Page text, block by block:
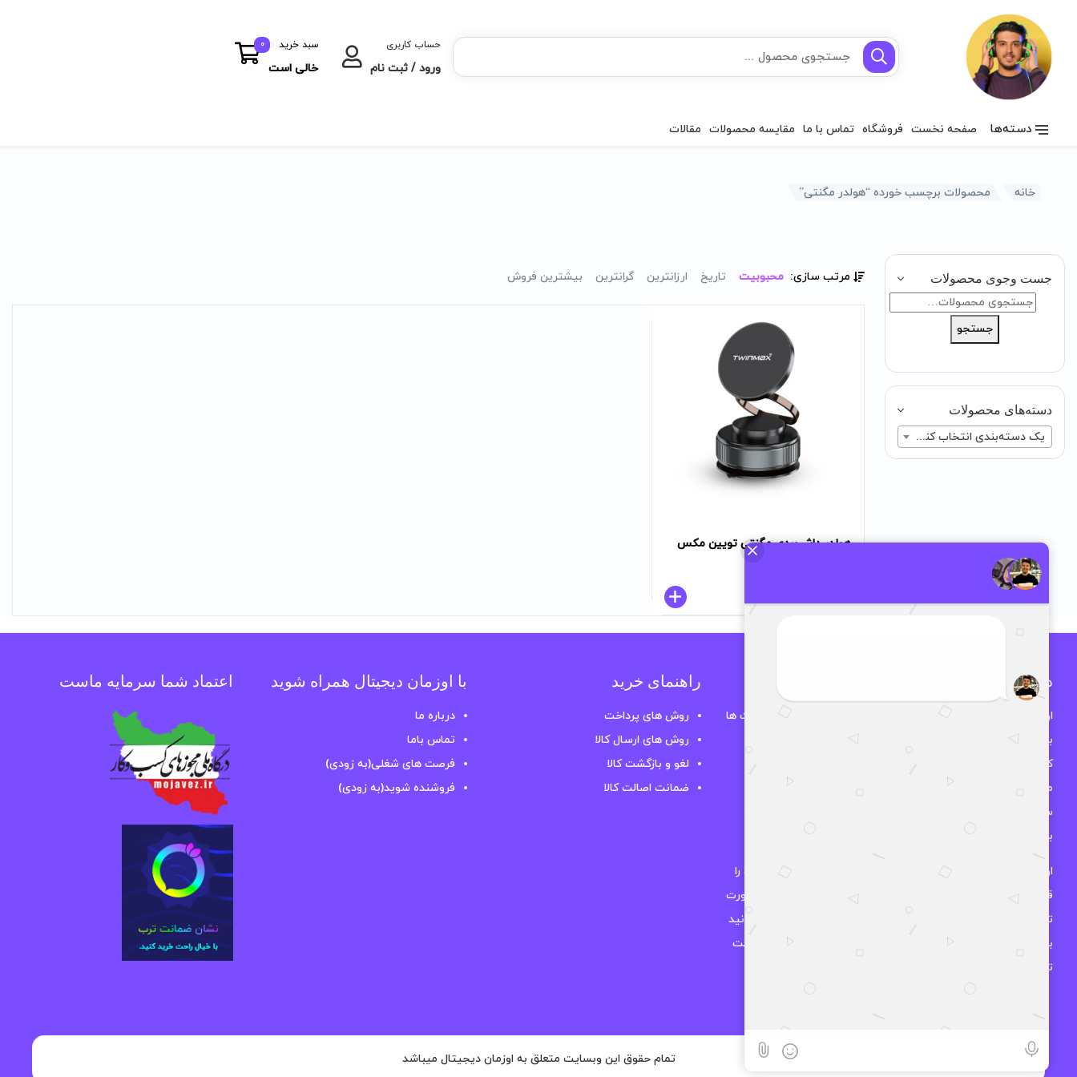
حساب کاربری
ورود / ثبت نام
سبد خرید
خالی است
0
دسته‌ها صفحه نخست فروشگاه تماس با ما مقایسه محصولات مقالات
خانه محصولات برچسب خورده “هولدر مگنتی”
جست وجوی محصولات
جستجو
جستجو
دسته‌های محصولات
یک دسته‌بندی انتخاب کنید
مرتب سازی: محبوبیت تاریخ ارزانترین گرانترین بیشترین فروش
هولدر داشبوردی مگنتی تویین مکس
درباره اوزمان دیجیتال
اوزمان دیجیتال فروشگاه تخصصی لوازم جانبی موبایل و انواع گجت ها
بوده و به صورت تخصصی تمامی محصولات موجود در بازار را تست
کرده و محصولاتی که واقعا ارزش خرید دارند را موجود کرده و به
مخاطب های خود معرفی میکند. اوزمان دیجیتال در زمینه هدفون،
ساعت هوشمند و سایر لوازم جانبی نیز فعالیت دارد و سعی میکند
بهترین محصولات را در اختیار مشتریان خود قرار دهد.
اوزمان دیجیتال این اطمینان را به شما میدهد که تمامی محصولات را
قبل از موجود کردن در فروشگاه از همه جوانب بررسی کرده و در صورت
تایید ، کالا در فروشگاه موجود میشود و شما با خیال آسوده میتوانید
بهترین انتخاب را داشته باشید چرا که اکثر محصولات فروشگاه مهلت
تست بدون قید و شرط دارند.
راهنمای خرید
روش های پرداخت
روش های ارسال کالا
لغو و بازگشت کالا
ضمانت اصالت کالا
با اوزمان دیجیتال همراه شوید
درباره ما
تماس باما
فرصت های شغلی(به زودی)
فروشنده شوید(به زودی)
اعتماد شما سرمایه ماست
تمام حقوق این وبسایت متعلق به اوزمان دیجیتال میباشد